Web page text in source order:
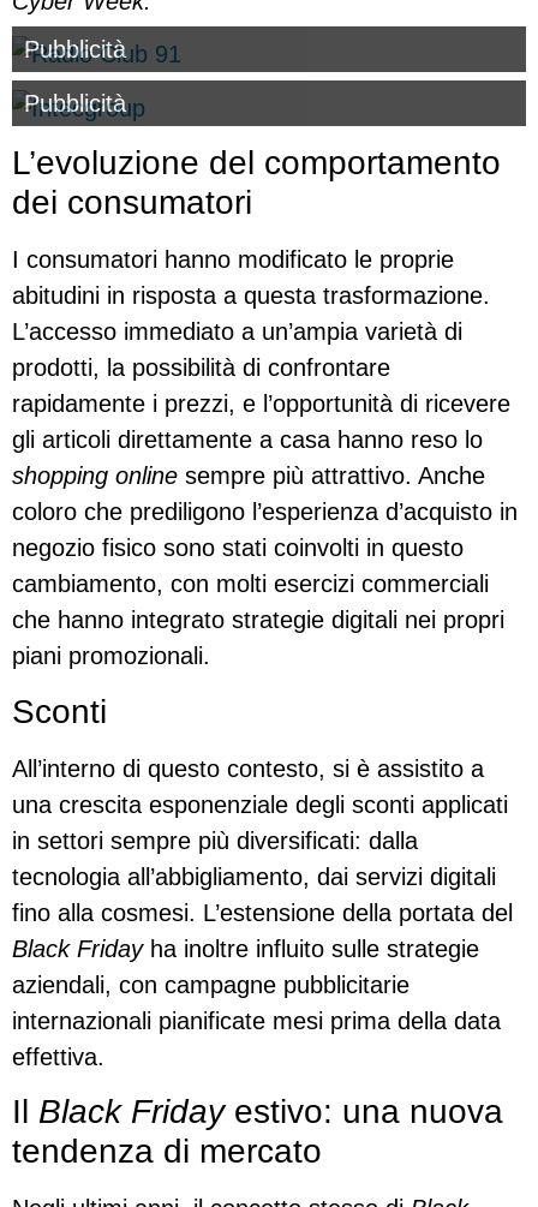
Pubblicità
Pubblicità
L’evoluzione del comportamento
dei consumatori
I consumatori hanno modificato le proprie
abitudini in risposta a questa trasformazione.
L’accesso immediato a un’ampia varietà di
prodotti, la possibilità di confrontare
rapidamente i prezzi, e l’opportunità di ricevere
gli articoli direttamente a casa hanno reso lo
shopping online sempre più attrattivo. Anche
coloro che prediligono l’esperienza d’acquisto in
negozio fisico sono stati coinvolti in questo
cambiamento, con molti esercizi commerciali
che hanno integrato strategie digitali nei propri
piani promozionali.
Sconti
All’interno di questo contesto, si è assistito a
una crescita esponenziale degli sconti applicati
in settori sempre più diversificati: dalla
tecnologia all’abbigliamento, dai servizi digitali
fino alla cosmesi. L’estensione della portata del
Black Fridayha inoltre influito sulle strategie
aziendali, con campagne pubblicitarie
internazionali pianificate mesi prima della data
effettiva.
Il Black Fridayestivo: una nuova
tendenza di mercato